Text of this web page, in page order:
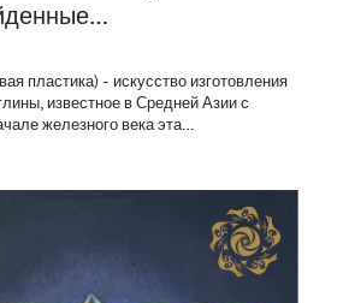
пластика) - искусство изготовления
известное в Средней Азии с
железного века эта…